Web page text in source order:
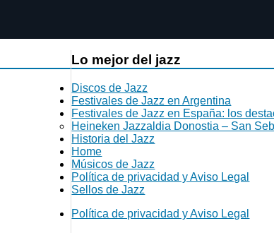
Lo mejor del jazz
Discos de Jazz
Festivales de Jazz en Argentina
Festivales de Jazz en España: los
Heineken Jazzaldia Donostia – San
Historia del Jazz
Home
Músicos de Jazz
Política de privacidad y Aviso Legal
Sellos de Jazz
Política de privacidad y Aviso Legal